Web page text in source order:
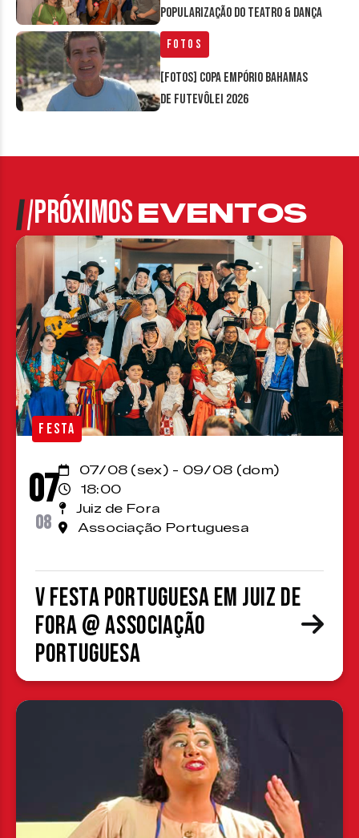
Popularização do Teatro & Dança
Fotos
[FOTOS] Copa Empório Bahamas
de Futevôlei 2026
PRÓXIMOSEVENTOS
FESTA
07
08
07/08 (sex) - 09/08 (dom)
18:00
Juiz de Fora
Associação Portuguesa
V Festa Portuguesa em Juiz de
Fora @ Associação
Portuguesa